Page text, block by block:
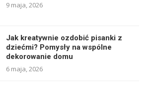
9 maja, 2026
Jak kreatywnie ozdobić pisanki z
dziećmi? Pomysły na wspólne
dekorowanie domu
6 maja, 2026